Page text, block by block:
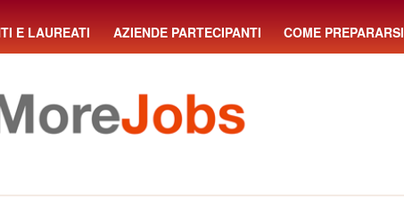
E LAUREATI AZIENDE PARTECIPANTI COME PREPARARSI